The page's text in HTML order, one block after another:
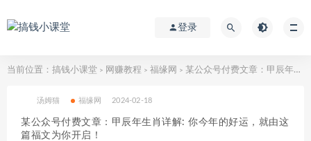
登录
当前位置： 搞钱小课堂 > 网赚教程 > 福缘网 > 某公众号付费文章：甲辰年生肖详解: 你今年的好运，就由这篇福文为你开启！
汤姆猫 福缘网 2024-02-18
某公众号付费文章：甲辰年生肖详解: 你今年的好运，就由这
篇福文为你开启！